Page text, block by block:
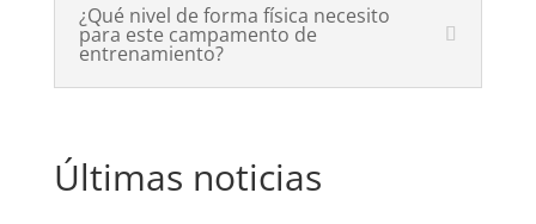
¿Qué nivel de forma física necesito
para este campamento de
entrenamiento?
Últimas noticias